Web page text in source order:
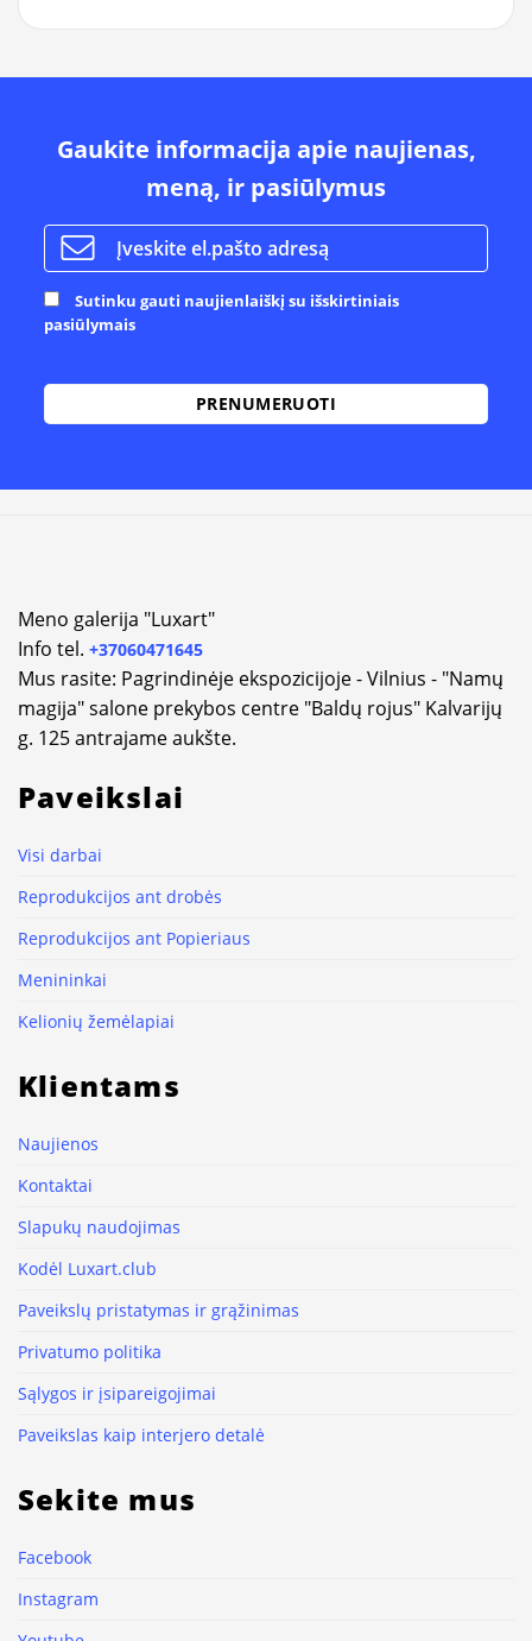
Gaukite informacija apie naujienas,
meną, ir pasiūlymus
Sutinku gauti naujienlaiškį su išskirtiniais
pasiūlymais
Meno galerija "Luxart"
Info tel. +37060471645
Mus rasite: Pagrindinėje ekspozicijoje - Vilnius - "Namų
magija" salone prekybos centre "Baldų rojus" Kalvarijų
g. 125 antrajame aukšte.
Paveikslai
Visi darbai
Reprodukcijos ant drobės
Reprodukcijos ant Popieriaus
Menininkai
Kelionių žemėlapiai
Klientams
Naujienos
Kontaktai
Slapukų naudojimas
Kodėl Luxart.club
Paveikslų pristatymas ir grąžinimas
Privatumo politika
Sąlygos ir įsipareigojimai
Paveikslas kaip interjero detalė
Sekite mus
Facebook
Instagram